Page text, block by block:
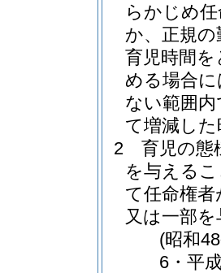
らかじめ
か、正規
育児時間
める場合
ない範囲
て増減し
2
育児の態
を与える
て任命権
又は一部
(昭和
6・平